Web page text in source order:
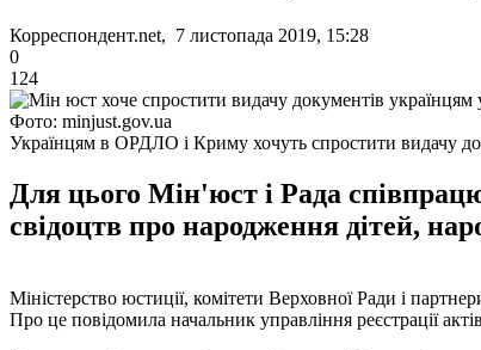
Корреспондент.net, 7 листопада 2019, 15:28
0
124
Фото: minjust.gov.ua
Українцям в ОРДЛО і Криму хочуть спростити видачу
Для цього Мін'юст і Рада
свідоцтв про народження дітей,
Міністерство юстиції, комітети Верховної Ради і
Про це повідомила начальник управління реєстрації